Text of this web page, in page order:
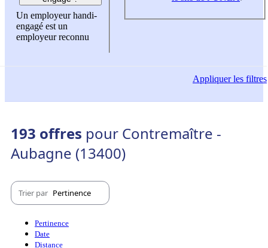
Un employeur handi-
engagé est un
employeur reconnu
Appliquerles filtres
193 offres pour Contremaître -
Aubagne (13400)
Trier par Pertinence
Pertinence
Date
Distance